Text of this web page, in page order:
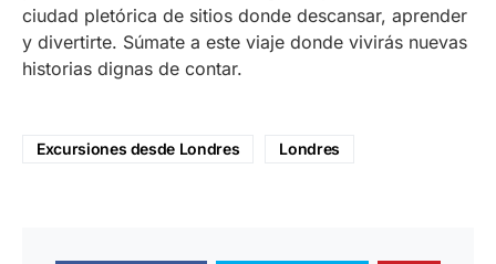
ciudad pletórica de sitios donde descansar, aprender
y divertirte. Súmate a este viaje donde vivirás nuevas
historias dignas de contar.
Excursiones desde Londres Londres